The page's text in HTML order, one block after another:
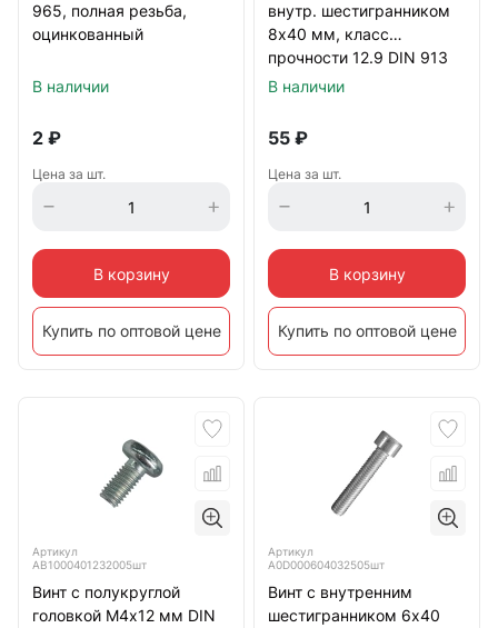
965, полная резьба,
оцинкованный
В наличии
2 ₽
Цена за шт.
В корзину
Купить по оптовой цене
внутр. шестигранником
8х40 мм, класс
прочности 12.9 DIN 913
тупой конец, черный
В наличии
55 ₽
Цена за шт.
В корзину
Купить по оптовой цене
Артикул
АВ1000401232005шт
Винт с полукруглой
головкой М4х12 мм DIN
Артикул
А0D000604032505шт
Винт с внутренним
шестигранником 6х40